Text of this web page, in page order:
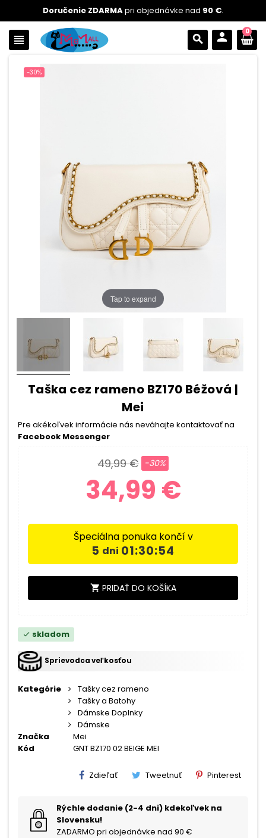
Doručenie ZDARMApri objednávke nad 90 €.
view_headline search person 0
Tap to expand
-30%
Taška cez rameno BZ170 Béžová |
Mei
Pre akékoľvek informácie nás neváhajte kontaktovať na
Facebook Messenger
34,99 €
49,99 € -30%
Špeciálna ponuka končí v
5 dni 01:30:53
shopping_cart PRIDAŤ DO KOŠÍKA
check skladom
Sprievodca veľkosťou
Kategórie
Tašky cez rameno
Tašky a Batohy
Dámske Doplnky
Dámske
Značka
Mei
Kód
GNT BZ170 02 BEIGE MEI
Zdieľať Tweetnuť Pinterest
Rýchle dodanie (2-4 dni) kdekoľvek na
Slovensku!
ZADARMO pri objednávke nad 90 €